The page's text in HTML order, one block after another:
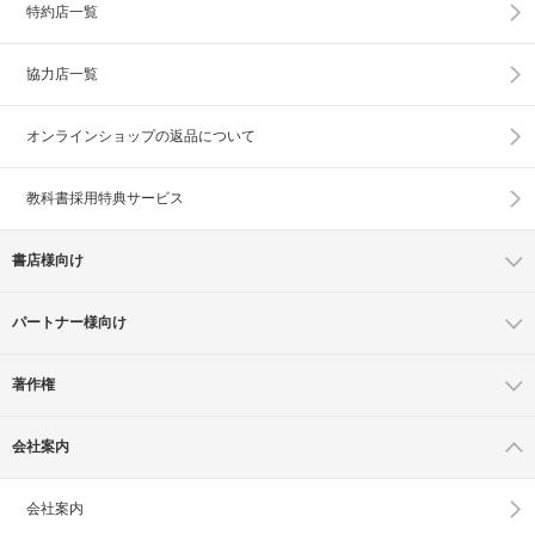
特約店一覧
協力店一覧
オンラインショップの返品について
教科書採用特典サービス
書店様向け
パートナー様向け
著作権
会社案内
会社案内